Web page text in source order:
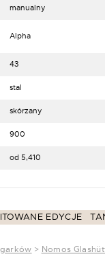
manualny
Alpha
43
stal
skórzany
900
od 5,410
EDYCJE
> Nomos